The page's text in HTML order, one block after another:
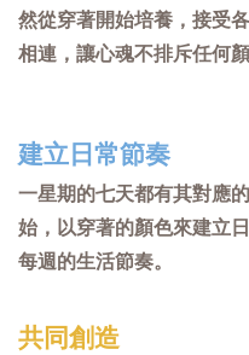
然從穿著開始培養，接受
相連，讓心魂不排斥任何
建立日常節奏
一星期的七天都有其對應
始，以穿著的顏色來建立
每週的生活節奏。
共同創造